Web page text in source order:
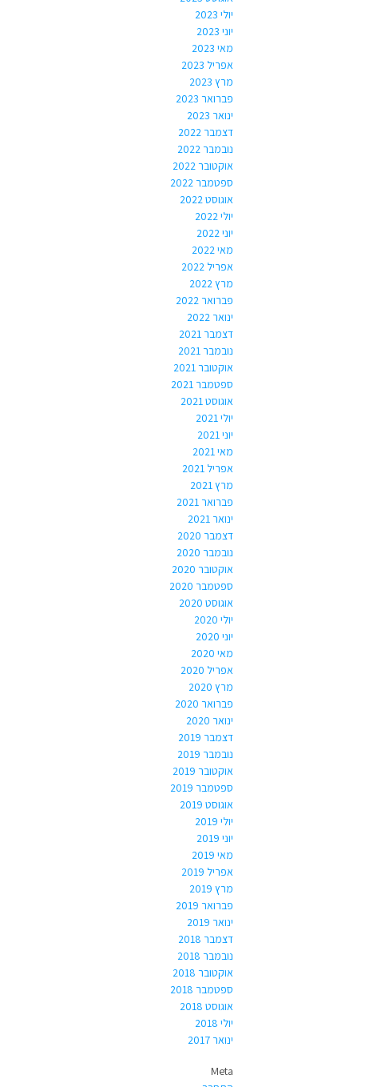
יולי 2023
יוני 2023
מאי 2023
אפריל 2023
מרץ 2023
פברואר 2023
ינואר 2023
דצמבר 2022
נובמבר 2022
אוקטובר 2022
ספטמבר 2022
אוגוסט 2022
יולי 2022
יוני 2022
מאי 2022
אפריל 2022
מרץ 2022
פברואר 2022
ינואר 2022
דצמבר 2021
נובמבר 2021
אוקטובר 2021
ספטמבר 2021
אוגוסט 2021
יולי 2021
יוני 2021
מאי 2021
אפריל 2021
מרץ 2021
פברואר 2021
ינואר 2021
דצמבר 2020
נובמבר 2020
אוקטובר 2020
ספטמבר 2020
אוגוסט 2020
יולי 2020
יוני 2020
מאי 2020
אפריל 2020
מרץ 2020
פברואר 2020
ינואר 2020
דצמבר 2019
נובמבר 2019
אוקטובר 2019
ספטמבר 2019
אוגוסט 2019
יולי 2019
יוני 2019
מאי 2019
אפריל 2019
מרץ 2019
פברואר 2019
ינואר 2019
דצמבר 2018
נובמבר 2018
אוקטובר 2018
ספטמבר 2018
אוגוסט 2018
יולי 2018
ינואר 2017
Meta